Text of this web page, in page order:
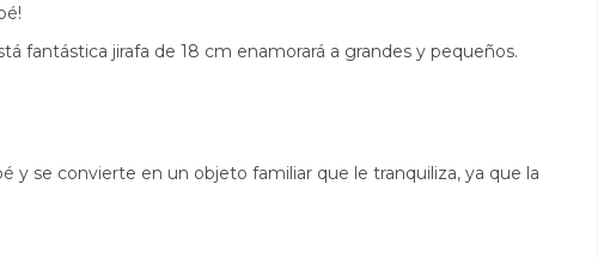
fantástica jirafa de 18 cm enamorará a grandes y pequeños.
y se convierte en un objeto familiar que le tranquiliza, ya que la